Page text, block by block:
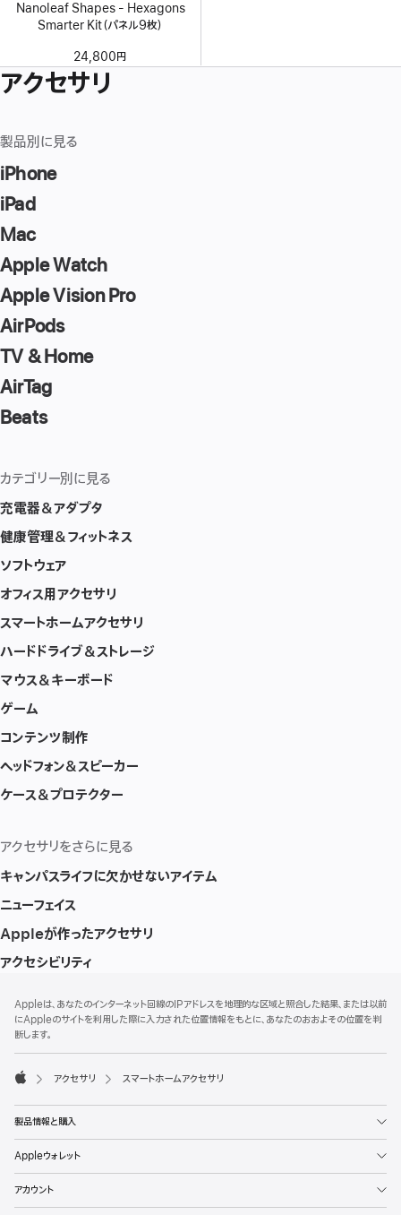
Nanoleaf Shapes - Hexagons
Smarter Kit（パネル9枚）
24,800円
アクセサリ
製品別に見る
iPhone
iPad
Mac
Apple Watch
Apple Vision Pro
AirPods
TV & Home
AirTag
Beats
カテゴリー別に見る
充電器＆アダプタ
健康管理＆フィットネス
ソフトウェア
オフィス用アクセサリ
スマートホームアクセサリ
ハードドライブ＆ストレージ
マウス＆キーボード
ゲーム
コンテンツ制作
ヘッドフォン＆スピーカー
ケース＆プロテクター
アクセサリをさらに見る
キャンパスライフに欠かせないアイテム
ニューフェイス
Appleが作ったアクセサリ
アクセシビリティ
ッ
タ
ー
注
Appleは、あなたのインターネット回線のIPアドレスを地理的な区域と照合した結果、または以前
にAppleのサイトを利用した際に入力された位置情報をもとに、あなたのおおよその位置を判
断します。
アクセサリ スマートホームアクセサリ
製品情報と購入
Appleウォレット
アカウント